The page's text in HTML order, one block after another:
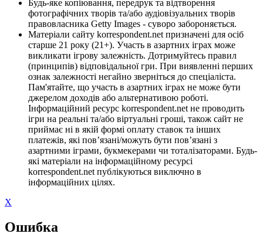
Будь-яке копіювання, передрук та відтворення
фотографічних творів та/або аудіовізуальних творів
правовласника Getty Images - суворо забороняється.
Матеріали сайту korrespondent.net призначені для осіб
старше 21 року (21+). Участь в азартних іграх може
викликати ігрову залежність. Дотримуйтесь правил
(принципів) відповідальної гри. При виявленні перших
ознак залежності негайно зверніться до спеціаліста.
Пам'ятайте, що участь в азартних іграх не може бути
джерелом доходів або альтернативою роботі.
Інформаційний ресурс korrespondent.net не проводить
ігри на реальні та/або віртуальні гроші, також сайт не
приймає ні в якій формі оплату ставок та інших
платежів, які пов’язані/можуть бути пов’язані з
азартними іграми, букмекерами чи тоталізаторами. Будь-
які матеріали на інформаційному ресурсі
korrespondent.net публікуються виключно в
інформаційних цілях.
X
Ошибка